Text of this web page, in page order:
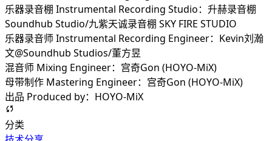
乐器录音棚 Instrumental Recording Studio：升赫录音棚
Soundhub Studio/九紫天诚录音棚 SKY FIRE STUDIO
乐器录音师 Instrumental Recording Engineer：Kevin刘瀚
文@Soundhub Studios/董方昱
混音师 Mixing Engineer：宫奇Gon (HOYO-MiX)
母带制作 Mastering Engineer：宫奇Gon (HOYO-MiX)
出品 Produced by：HOYO-MiX
分类